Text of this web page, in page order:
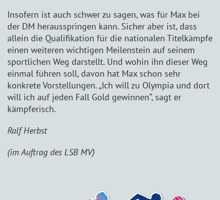
Insofern ist auch schwer zu sagen, was für Max bei
der DM herausspringen kann. Sicher aber ist, dass
allein die Qualifikation für die nationalen Titelkämpfe
einen weiteren wichtigen Meilenstein auf seinem
sportlichen Weg darstellt. Und wohin ihn dieser Weg
einmal führen soll, davon hat Max schon sehr
konkrete Vorstellungen. „Ich will zu Olympia und dort
will ich auf jeden Fall Gold gewinnen“, sagt er
kämpferisch.
Ralf Herbst
(im Auftrag des LSB MV)